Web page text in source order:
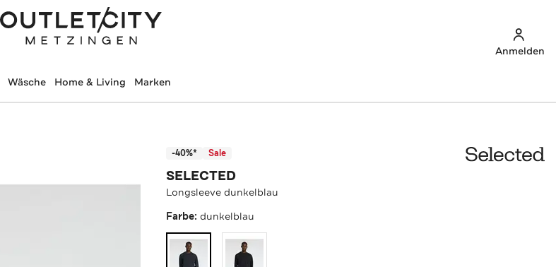
Anmelden
Wäsche Home & Living Marken
-40%* Sale
SELECTED
Longsleeve dunkelblau
Farbe:dunkelblau